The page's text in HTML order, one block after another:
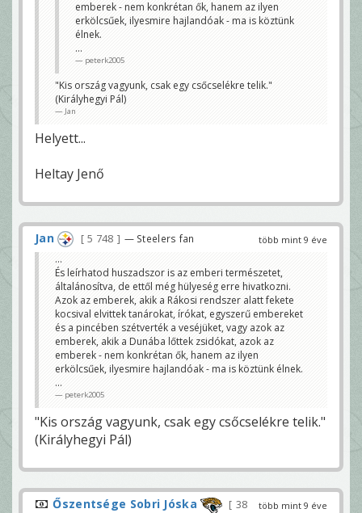
emberek - nem konkrétan ők, hanem az ilyen
erkölcsűek, ilyesmire hajlandóak - ma is köztünk
élnek.
...
peterk2005
"Kis ország vagyunk, csak egy csőcselékre telik."
(Királyhegyi Pál)
Jan
Helyett...
Heltay Jenő
több mint 9 éve
Jan 5 748 — Steelers fan
...
És leírhatod huszadszor is az emberi természetet,
általánosítva, de ettől még hülyeség erre hivatkozni.
Azok az emberek, akik a Rákosi rendszer alatt fekete
kocsival elvittek tanárokat, írókat, egyszerű embereket
és a pincében szétverték a veséjüket, vagy azok az
emberek, akik a Dunába lőttek zsidókat, azok az
emberek - nem konkrétan ők, hanem az ilyen
erkölcsűek, ilyesmire hajlandóak - ma is köztünk élnek.
...
peterk2005
"Kis ország vagyunk, csak egy csőcselékre telik."
(Királyhegyi Pál)
több mint 9 éve
Őszentsége Sobri Jóska
38